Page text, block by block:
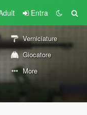
Entra
Verniciature
Giocatore
More